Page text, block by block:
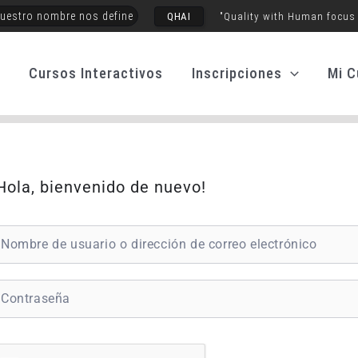
nombre nos define QHAI "Quality with Human
Cursos Interactivos Inscripciones Mi
bienvenido de nuevo!